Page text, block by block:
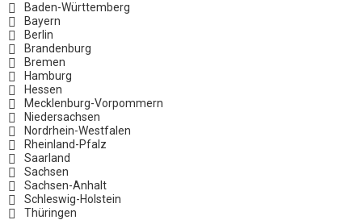
Baden-Württemberg
Bayern
Berlin
Brandenburg
Bremen
Hamburg
Hessen
Mecklenburg-Vorpommern
Niedersachsen
Nordrhein-Westfalen
Rheinland-Pfalz
Saarland
Sachsen
Sachsen-Anhalt
Schleswig-Holstein
Thüringen